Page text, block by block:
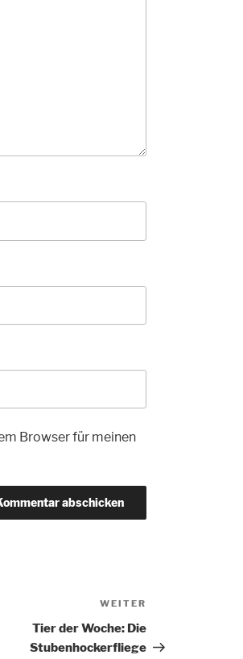
Browser für meinen
Beitrag
WEITER
Tier der Woche: Die
Stubenhockerfliege